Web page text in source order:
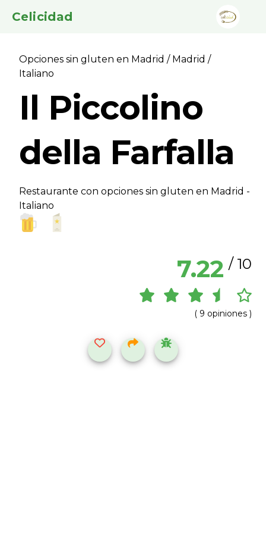
Celicidad
Opciones sin gluten en Madrid / Madrid /
Italiano
Il Piccolino
della Farfalla
Restaurante con opciones sin gluten en Madrid -
Italiano
7.22 / 10
( 9 opiniones )